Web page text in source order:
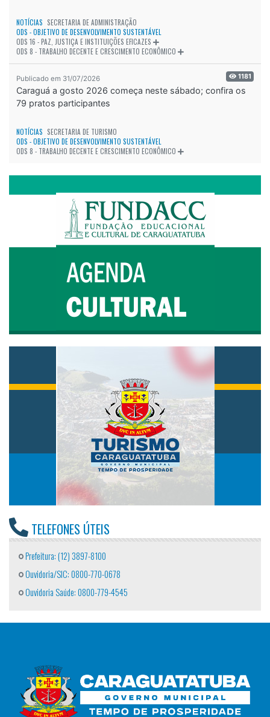
NOTÍCIAS SECRETARIA DE ADMINISTRAÇÃO
ODS - OBJETIVO DE DESENVOLVIMENTO SUSTENTÁVEL
ODS 16 - PAZ, JUSTIÇA E INSTITUIÇÕES EFICAZES
ODS 8 - TRABALHO DECENTE E CRESCIMENTO ECONÔMICO
Publicado em 31/07/2026 1181
Caraguá a gosto 2026 começa neste sábado; confira os
79 pratos participantes
NOTÍCIAS SECRETARIA DE TURISMO
ODS - OBJETIVO DE DESENVOLVIMENTO SUSTENTÁVEL
ODS 8 - TRABALHO DECENTE E CRESCIMENTO ECONÔMICO
TELEFONES ÚTEIS
Prefeitura: (12) 3897-8100
Ouvidoria/SIC: 0800-770-0678
Ouvidoria Saúde: 0800-779-4545